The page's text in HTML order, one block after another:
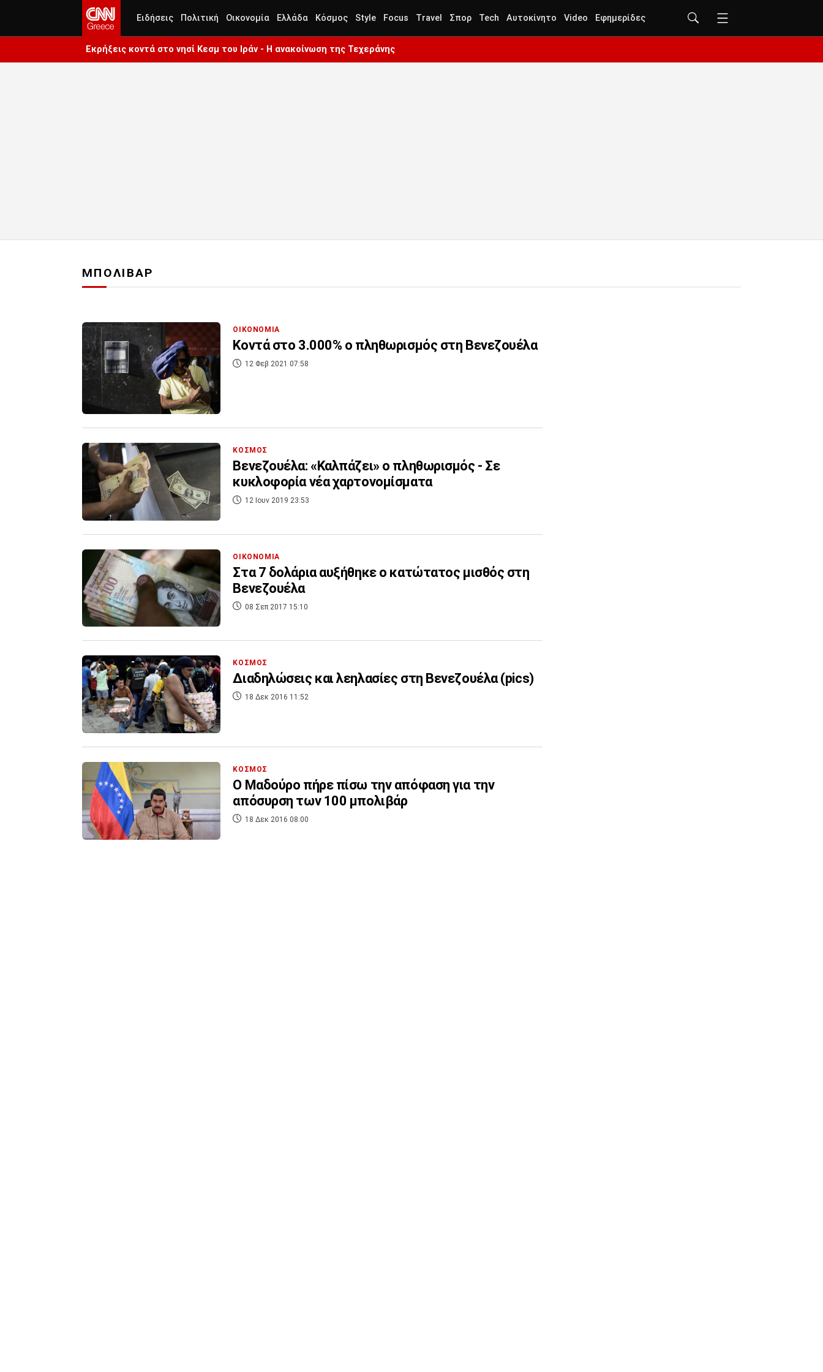
Ειδήσεις Πολιτική Οικονομία Ελλάδα Κόσμος Style Focus Travel Σπορ Tech Αυτοκίνητο Video Εφημερίδες
Εκρήξεις κοντά στο νησί Κεσμ του Ιράν - Η ανακοίνωση της Τεχεράνης
ΜΠΟΛΙΒΑΡ
ΟΙΚΟΝΟΜΙΑ
Κοντά στο 3.000% ο πληθωρισμός στη Βενεζουέλα
12 Φεβ 2021 07:58
ΚΟΣΜΟΣ
Βενεζουέλα: «Καλπάζει» ο πληθωρισμός - Σε
κυκλοφορία νέα χαρτονομίσματα
12 Ιουν 2019 23:53
ΟΙΚΟΝΟΜΙΑ
Στα 7 δολάρια αυξήθηκε ο κατώτατος μισθός στη
Βενεζουέλα
08 Σεπ 2017 15:10
ΚΟΣΜΟΣ
Διαδηλώσεις και λεηλασίες στη Βενεζουέλα (pics)
18 Δεκ 2016 11:52
ΚΟΣΜΟΣ
Ο Μαδούρο πήρε πίσω την απόφαση για την
απόσυρση των 100 μπολιβάρ
18 Δεκ 2016 08:00